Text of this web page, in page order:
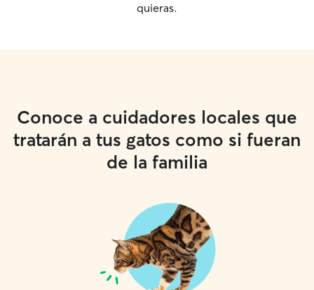
quieras.
Conoce a cuidadores locales que
tratarán a tus gatos como si fueran
de la familia